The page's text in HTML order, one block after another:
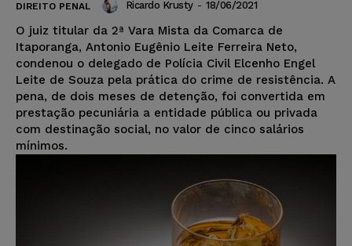
DIREITO PENAL Ricardo Krusty - 18/06/2021
O juiz titular da 2ª Vara Mista da Comarca de
Itaporanga, Antonio Eugênio Leite Ferreira Neto,
condenou o delegado de Polícia Civil Elcenho Engel
Leite de Souza pela prática do crime de resistência. A
pena, de dois meses de detenção, foi convertida em
prestação pecuniária a entidade pública ou privada
com destinação social, no valor de cinco salários
mínimos.